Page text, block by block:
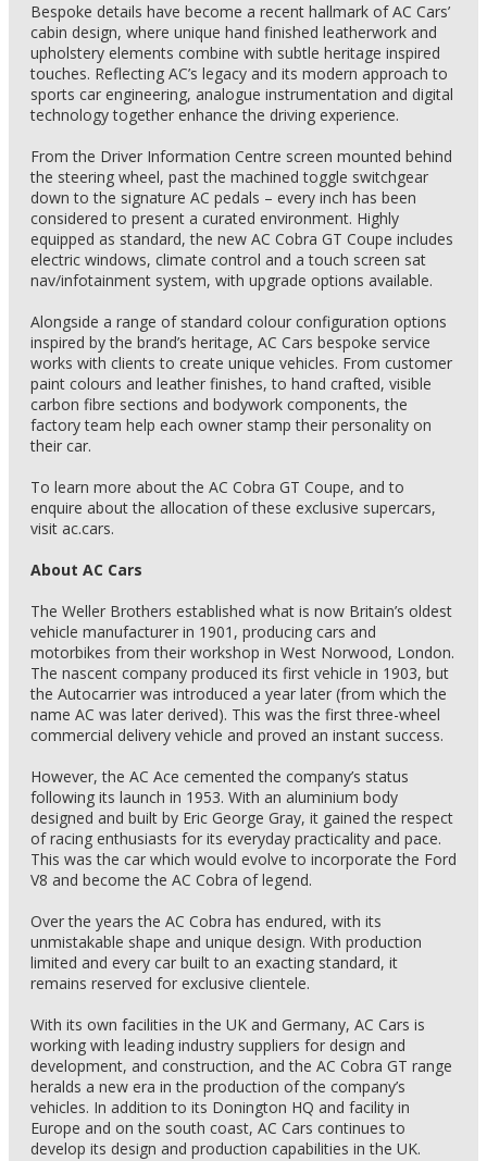
Bespoke details have become a recent hallmark of AC Cars’
cabin design, where unique hand finished leatherwork and
upholstery elements combine with subtle heritage inspired
touches. Reflecting AC’s legacy and its modern approach to
sports car engineering, analogue instrumentation and digital
technology together enhance the driving experience.
From the Driver Information Centre screen mounted behind
the steering wheel, past the machined toggle switchgear
down to the signature AC pedals – every inch has been
considered to present a curated environment. Highly
equipped as standard, the new AC Cobra GT Coupe includes
electric windows, climate control and a touch screen sat
nav/infotainment system, with upgrade options available.
Alongside a range of standard colour configuration options
inspired by the brand’s heritage, AC Cars bespoke service
works with clients to create unique vehicles. From customer
paint colours and leather finishes, to hand crafted, visible
carbon fibre sections and bodywork components, the
factory team help each owner stamp their personality on
their car.
To learn more about the AC Cobra GT Coupe, and to
enquire about the allocation of these exclusive supercars,
visit ac.cars.
About AC Cars
The Weller Brothers established what is now Britain’s oldest
vehicle manufacturer in 1901, producing cars and
motorbikes from their workshop in West Norwood, London.
The nascent company produced its first vehicle in 1903, but
the Autocarrier was introduced a year later (from which the
name AC was later derived). This was the first three-wheel
commercial delivery vehicle and proved an instant success.
However, the AC Ace cemented the company’s status
following its launch in 1953. With an aluminium body
designed and built by Eric George Gray, it gained the respect
of racing enthusiasts for its everyday practicality and pace.
This was the car which would evolve to incorporate the Ford
V8 and become the AC Cobra of legend.
Over the years the AC Cobra has endured, with its
unmistakable shape and unique design. With production
limited and every car built to an exacting standard, it
remains reserved for exclusive clientele.
With its own facilities in the UK and Germany, AC Cars is
working with leading industry suppliers for design and
development, and construction, and the AC Cobra GT range
heralds a new era in the production of the company’s
vehicles. In addition to its Donington HQ and facility in
Europe and on the south coast, AC Cars continues to
develop its design and production capabilities in the UK.